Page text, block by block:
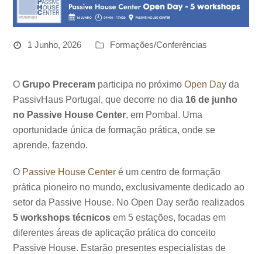
1 Junho, 2026 Formações/Conferências
OGrupo Preceram participa no próximoOpen Day da
PassivHaus Portugal, que decorre no dia 16 de junho
no Passive House Center, em Pombal. Uma
oportunidade única de formação prática, onde se
aprende, fazendo.
O Passive House Center é um centro de formação
prática pioneiro no mundo, exclusivamente dedicado ao
setor da Passive House. No Open Day serão realizados
5 workshops técnicos em 5 estações, focadas em
diferentes áreas de aplicação prática do conceito
Passive House. Estarão presentes especialistas de